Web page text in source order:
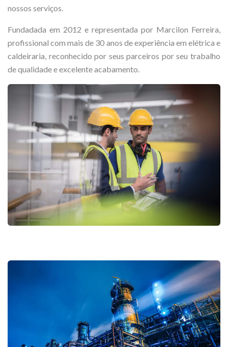
nossos serviços.
Fundadada em 2012 e representada por Marcilon Ferreira,
profissional com mais de 30 anos de experiência em elétrica e
caldeiraria, reconhecido por seus parceiros por seu trabalho
de qualidade e excelente acabamento.